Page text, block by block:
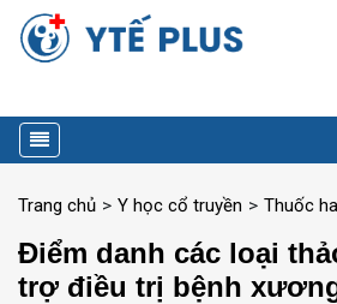
Trang chủ > Y học cổ truyền > Thuốc
Điểm danh các loại
trợ điều trị bệnh